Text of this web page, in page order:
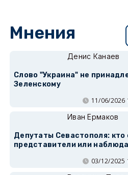
Мнения
Денис Канаев
Слово "Украина" не
Зеленскому
11/06/2026
Иван Ермаков
Депутаты Севастополя: кто
представители или
03/12/2025